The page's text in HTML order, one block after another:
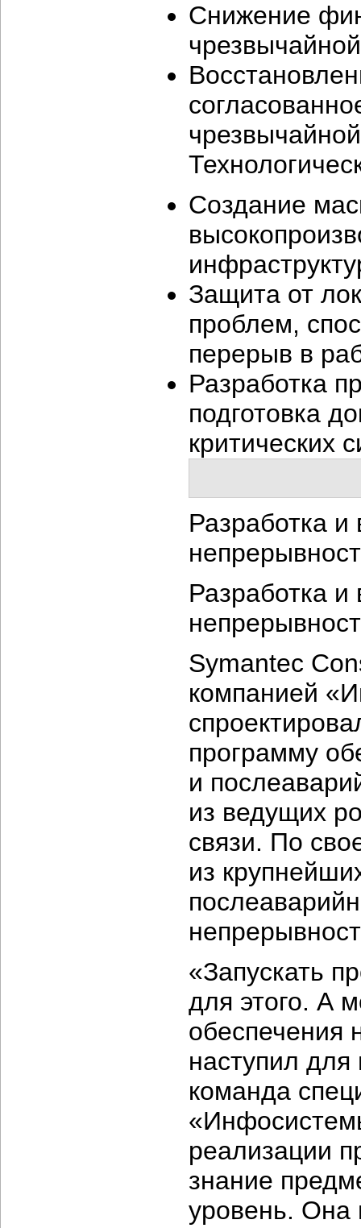
Снижение
Создание
Защита от
проблем,
перерыв в
Разработка
подготовка
критических
Разработка и
Разработка и
Symantec
компанией
программу
и
из ведущих
связи. По
из
«Запускать
для этого. А
обеспечения
наступил
команда
реализации
знание
уровень. Она